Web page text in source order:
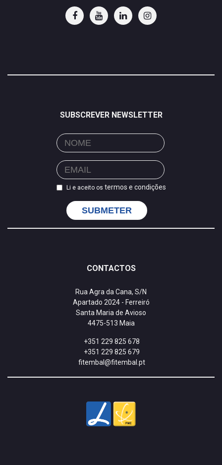
SUBSCREVER NEWSLETTER
Li e aceito os termos e condições
SUBMETER
CONTACTOS
Rua Agra da Cana, S/N
Apartado 2024 - Ferreiró
Santa Maria de Avioso
4475-513 Maia
+351 229 825 678
+351 229 825 679
fitembal@fitembal.pt